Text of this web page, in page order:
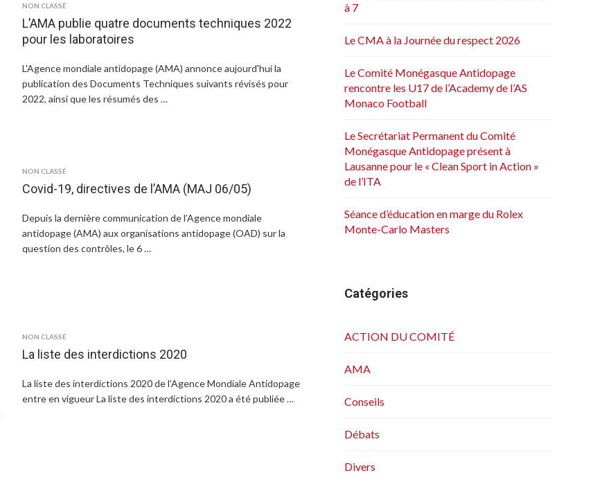
NON CLASSÉ
L’AMA publie quatre documents techniques 2022
pour les laboratoires
L'Agence mondiale antidopage (AMA) annonce aujourd'hui la
publication des Documents Techniques suivants révisés pour
2022, ainsi que les résumés des …
NON CLASSÉ
Covid-19, directives de l’AMA (MAJ 06/05)
Depuis la dernière communication de l’Agence mondiale
antidopage (AMA) aux organisations antidopage (OAD) sur la
question des contrôles, le 6 …
NON CLASSÉ
La liste des interdictions 2020
La liste des interdictions 2020 de l'Agence Mondiale Antidopage
entre en vigueur La liste des interdictions 2020 a été publiée …
à 7
Le CMA à la Journée du respect 2026
Le Comité Monégasque Antidopage
rencontre les U17 de l’Academy de l’AS
Monaco Football
Le Secrétariat Permanent du Comité
Monégasque Antidopage présent à
Lausanne pour le « Clean Sport in Action »
de l’ITA
Séance d’éducation en marge du Rolex
Monte-Carlo Masters
Catégories
ACTION DU COMITÉ
AMA
Conseils
Débats
Divers